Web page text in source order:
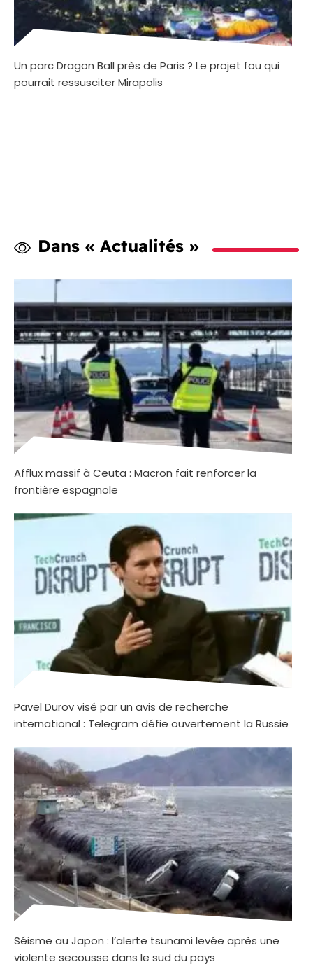
Un parc Dragon Ball près de Paris ? Le projet fou qui
pourrait ressusciter Mirapolis
Dans « Actualités »
Afflux massif à Ceuta : Macron fait renforcer la
frontière espagnole
Pavel Durov visé par un avis de recherche
international : Telegram défie ouvertement la Russie
Séisme au Japon : l’alerte tsunami levée après une
violente secousse dans le sud du pays